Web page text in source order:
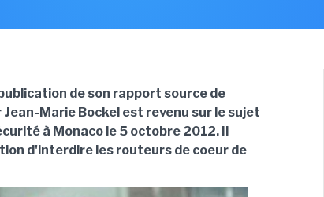
de son rapport source de
Marie Bockel est revenu sur le sujet
à Monaco le 5 octobre 2012. Il
d'interdire les routeurs de coeur de